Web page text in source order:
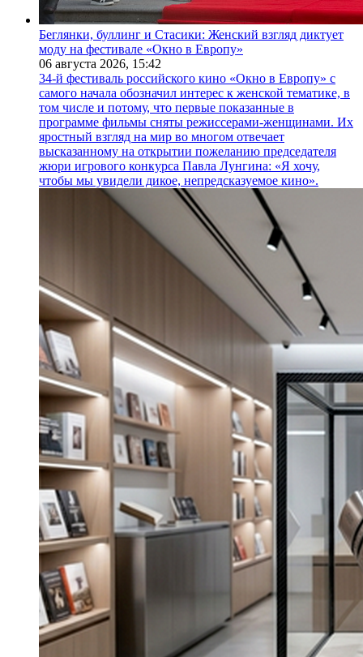
Беглянки, буллинг и Стасики: Женский взгляд диктует
моду на фестивале «Окно в Европу»
06 августа 2026, 15:42
34-й фестиваль российского кино «Окно в Европу» с
самого начала обозначил интерес к женской тематике, в
том числе и потому, что первые показанные в
программе фильмы сняты режиссерами-женщинами. Их
яростный взгляд на мир во многом отвечает
высказанному на открытии пожеланию председателя
жюри игрового конкурса Павла Лунгина: «Я хочу,
чтобы мы увидели дикое, непредсказуемое кино».